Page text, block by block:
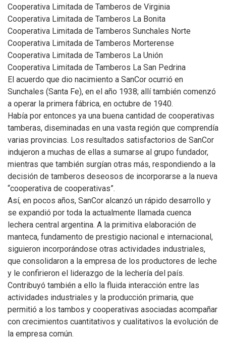
Cooperativa Limitada de Tamberos de Virginia
Cooperativa Limitada de Tamberos La Bonita
Cooperativa Limitada de Tamberos Sunchales Norte
Cooperativa Limitada de Tamberos Morterense
Cooperativa Limitada de Tamberos La Unión
Cooperativa Limitada de Tamberos La San Pedrina
El acuerdo que dio nacimiento a SanCor ocurrió en
Sunchales (Santa Fe), en el año 1938; allí también comenzó
a operar la primera fábrica, en octubre de 1940.
Había por entonces ya una buena cantidad de cooperativas
tamberas, diseminadas en una vasta región que comprendía
varias provincias. Los resultados satisfactorios de SanCor
indujeron a muchas de ellas a sumarse al grupo fundador,
mientras que también surgían otras más, respondiendo a la
decisión de tamberos deseosos de incorporarse a la nueva
“cooperativa de cooperativas”.
Así, en pocos años, SanCor alcanzó un rápido desarrollo y
se expandió por toda la actualmente llamada cuenca
lechera central argentina. A la primitiva elaboración de
manteca, fundamento de prestigio nacional e internacional,
siguieron incorporándose otras actividades industriales,
que consolidaron a la empresa de los productores de leche
y le confirieron el liderazgo de la lechería del país.
Contribuyó también a ello la fluida interacción entre las
actividades industriales y la producción primaria, que
permitió a los tambos y cooperativas asociadas acompañar
con crecimientos cuantitativos y cualitativos la evolución de
la empresa común.